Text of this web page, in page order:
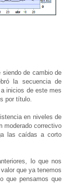
de cambio de
la secuencia de
inicios de este mes
por título.
en niveles de
moderado correctivo
las caídas a corto
lo que nos
que ya tenemos
que pensamos que